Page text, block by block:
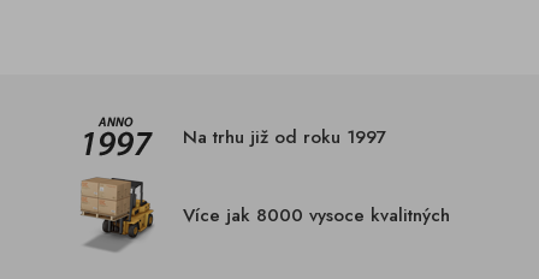
Na trhu již od roku 1997
Více jak 8000 vysoce kvalitných